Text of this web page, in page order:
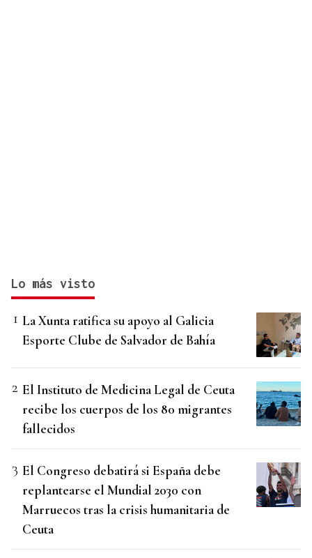
Lo más visto
La Xunta ratifica su apoyo al Galicia
Esporte Clube de Salvador de Bahía
El Instituto de Medicina Legal de Ceuta
recibe los cuerpos de los 80 migrantes
fallecidos
El Congreso debatirá si España debe
replantearse el Mundial 2030 con
Marruecos tras la crisis humanitaria de
Ceuta